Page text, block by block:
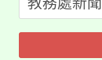
博覽會